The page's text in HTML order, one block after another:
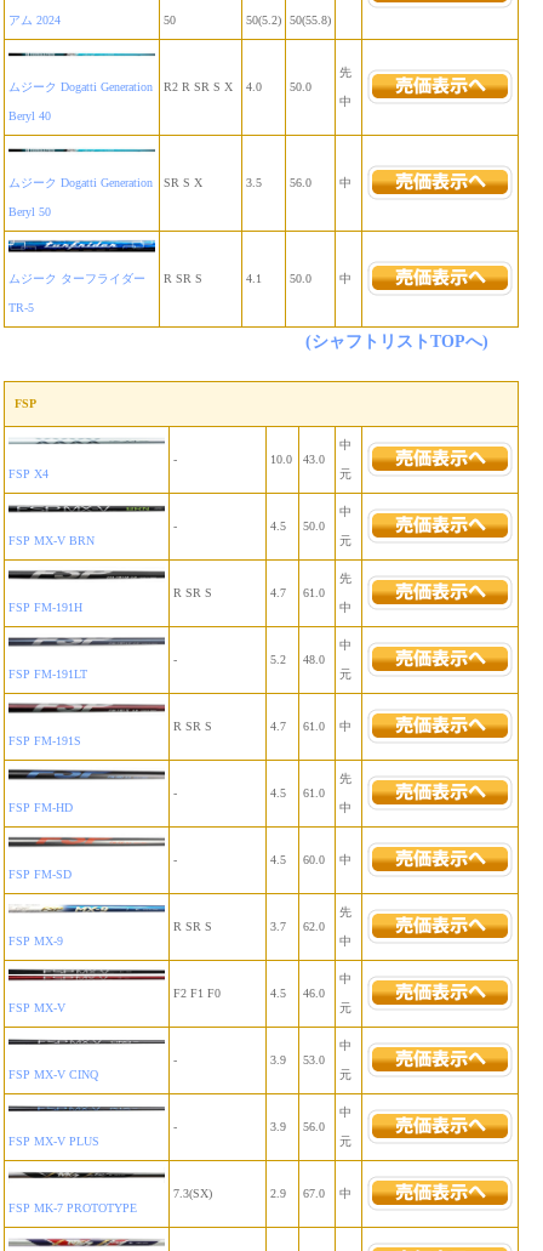
アム 2024 50 50(5.2) 50(55.8)
ムジーク Dogatti Generation
Beryl 40
R2 R SR S X 4.0 50.0
先
中
ムジーク Dogatti Generation
Beryl 50
SR S X 3.5 56.0 中
ムジーク ターフライダー
TR-5
R SR S 4.1 50.0 中
(シャフトリストTOPへ)
FSP
FSP X4
- 10.0 43.0
中
元
FSP MX-V BRN
- 4.5 50.0
中
元
FSP FM-191H
R SR S 4.7 61.0
先
中
FSP FM-191LT
- 5.2 48.0
中
元
FSP FM-191S
R SR S 4.7 61.0 中
FSP FM-HD
- 4.5 61.0
先
中
FSP FM-SD
- 4.5 60.0 中
FSP MX-9
R SR S 3.7 62.0
先
中
FSP MX-V
F2 F1 F0 4.5 46.0
中
元
FSP MX-V CINQ
- 3.9 53.0
中
元
FSP MX-V PLUS
- 3.9 56.0
中
元
FSP MK-7 PROTOTYPE
7.3(SX) 2.9 67.0 中